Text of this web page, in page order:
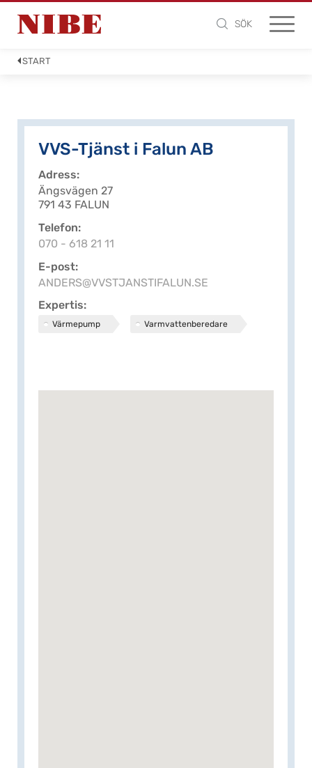
SÖK
START
VVS-Tjänst i Falun AB
Adress
Ängsvägen 27
791 43 FALUN
Telefon
070 - 618 21 11
E-post
ANDERS@VVSTJANSTIFALUN.SE
Expertis
Värmepump Varmvattenberedare